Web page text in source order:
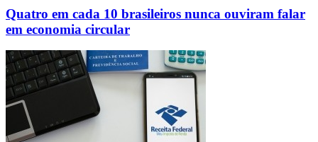
Quatro em cada 10 brasileiros nunca ouviram falar
em economia circular